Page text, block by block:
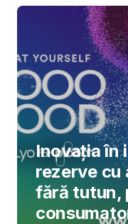
Inovația în
rezerve cu
fără tutun,